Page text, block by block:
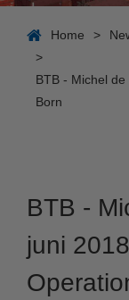
Home >
>
BTB - Michel
Born
BTB -
juni